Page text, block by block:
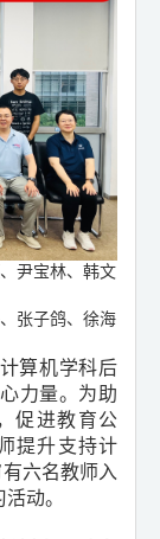
尹宝林、韩文
张子鸽、徐海
算机学科后
力量。为助
促进教育公
提升支持计
六名教师入
动。